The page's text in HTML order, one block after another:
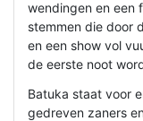
wendingen en een
stemmen die door
en een show vol
de eerste noot
Batuka staat voor
gedreven zaners